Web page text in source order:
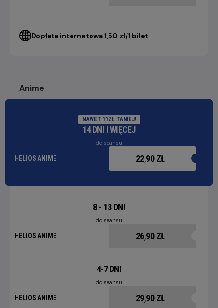
Dopłata internetowa 1,50 zł/1 bilet
Anime
NAWET 11ZŁ TANIEJ!
14 DNI I WIĘCEJ
do seansu
HELIOS ANIME 22,90 ZŁ
8 - 13 DNI
do seansu
HELIOS ANIME 26,90 ZŁ
4-7 DNI
do seansu
HELIOS ANIME 29,90 ZŁ